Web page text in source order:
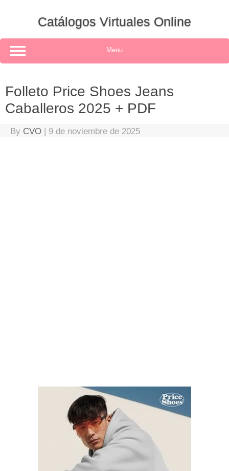
Catálogos Virtuales Online
Menu
Folleto Price Shoes Jeans
Caballeros 2025 + PDF
By CVO | 9 de noviembre de 2025